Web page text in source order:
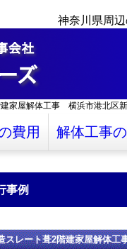
神奈川県周
家屋解体工事 横浜市港北区
費用 解体工事
事例
スレート葺2階建家屋解体